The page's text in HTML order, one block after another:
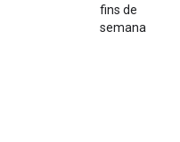
fins de
semana